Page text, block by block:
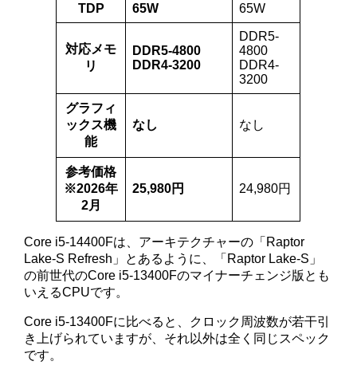
TDP 65W 65W
対応メモ
リ
DDR5-4800
DDR4-3200
DDR5-
4800
DDR4-
3200
グラフィ
ックス機
能
なし なし
参考価格
※2026年
2月
25,980円 24,980円
Core i5-14400Fは、アーキテクチャーの「Raptor
Lake-S Refresh」とあるように、「Raptor Lake-S」
の前世代のCore i5-13400Fのマイナーチェンジ版とも
いえるCPUです。
Core i5-13400Fに比べると、クロック周波数が若干引
き上げられていますが、それ以外は全く同じスペック
です。